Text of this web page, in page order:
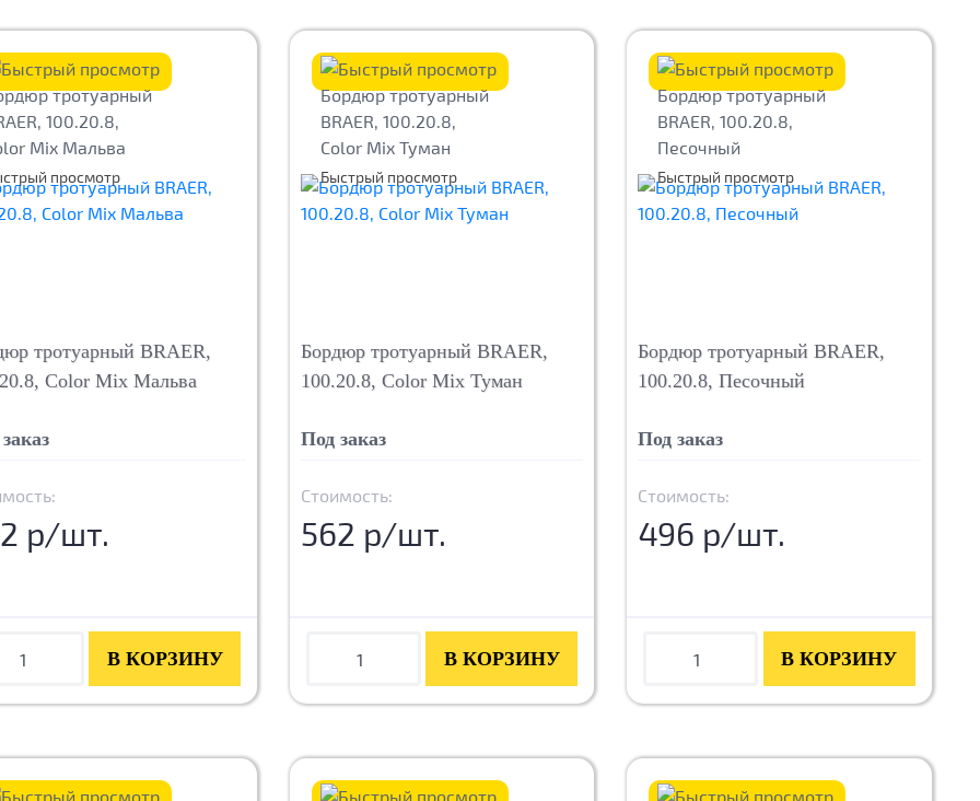
просмотр
тротуарный BRAER,
Color Mix Мальва
р/шт.
В КОРЗИНУ
Быстрый просмотр
Бордюр тротуарный BRAER,
100.20.8, Color Mix Туман
Под заказ
Стоимость:
562 р/шт.
В КОРЗИНУ
Быстрый просмотр
Бордюр тротуарный BRAER,
100.20.8, Песочный
Под заказ
Стоимость:
496 р/шт.
В КОРЗИНУ